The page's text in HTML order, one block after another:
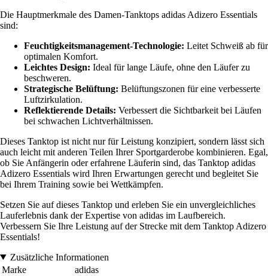
Die Hauptmerkmale des Damen-Tanktops adidas Adizero Essentials
sind:
Feuchtigkeitsmanagement-Technologie: Leitet Schweiß ab für
optimalen Komfort.
Leichtes Design: Ideal für lange Läufe, ohne den Läufer zu
beschweren.
Strategische Belüftung: Belüftungszonen für eine verbesserte
Luftzirkulation.
Reflektierende Details: Verbessert die Sichtbarkeit bei Läufen
bei schwachen Lichtverhältnissen.
Dieses Tanktop ist nicht nur für Leistung konzipiert, sondern lässt sich
auch leicht mit anderen Teilen Ihrer Sportgarderobe kombinieren. Egal,
ob Sie Anfängerin oder erfahrene Läuferin sind, das Tanktop adidas
Adizero Essentials wird Ihren Erwartungen gerecht und begleitet Sie
bei Ihrem Training sowie bei Wettkämpfen.
Setzen Sie auf dieses Tanktop und erleben Sie ein unvergleichliches
Lauferlebnis dank der Expertise von adidas im Laufbereich.
Verbessern Sie Ihre Leistung auf der Strecke mit dem Tanktop Adizero
Essentials!
Zusätzliche Informationen
Marke
adidas